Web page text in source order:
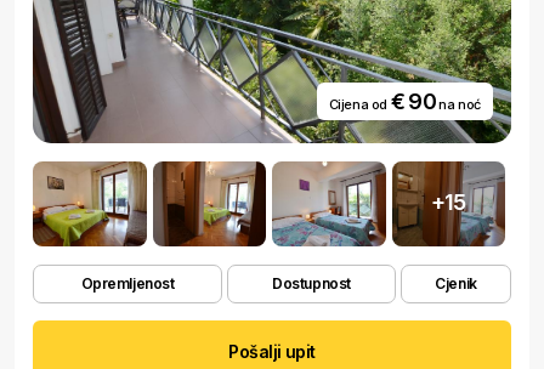
Cijena od € 90na noć
+15
Opremljenost Dostupnost Cjenik
Pošalji upit